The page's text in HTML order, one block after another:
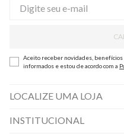
Aceito receber novidades, benefícios
informados e estou de acordo com a
LOCALIZE UMA LOJA
INSTITUCIONAL